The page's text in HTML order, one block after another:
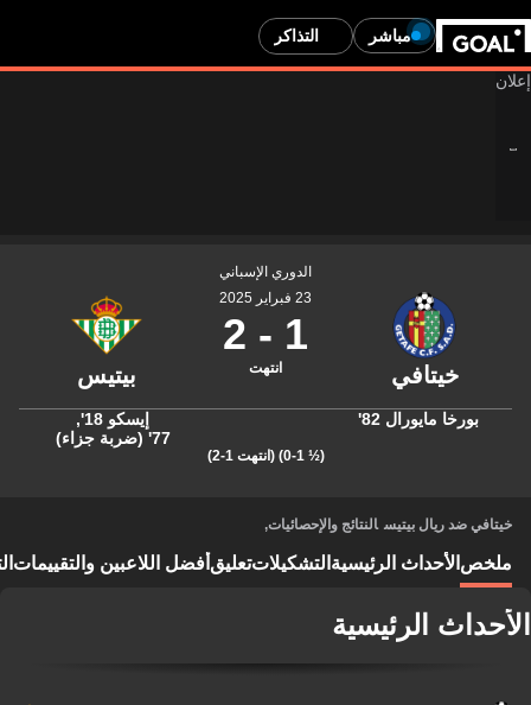
مباشر التذاكر
الدوري الإسباني
23 فبراير 2025
1
-
2
انتهت
بورخا مايورال 82' إيسكو 18'
,
77' (ضربة جزاء)
(½ 0-1) (انتهت 1-2)
خيتافي ضد ريال بيتيس النتائج والإحصائيات,
ملخص الأحداث الرئيسية التشكيلاتتعليق أفضل اللاعبين والتقييمات
الأحداث الرئيسية